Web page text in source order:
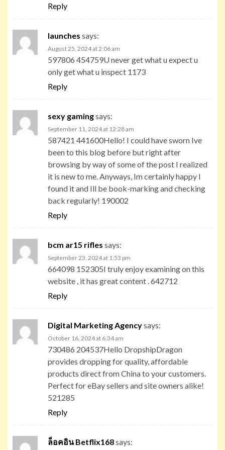
Reply
launches says:
August 25, 2024 at 2:06 am
597806 454759U never get what u expect u
only get what u inspect 1173
Reply
sexy gamingsays:
September 11, 2024 at 12:28 am
587421 441600Hello! I could have sworn Ive
been to this blog before but right after
browsing by way of some of the post I realized
it is new to me. Anyways, Im certainly happy I
found it and Ill be book-marking and checking
back regularly! 190002
Reply
bcm ar15 rifles says:
September 23, 2024 at 1:53 pm
664098 152305I truly enjoy examining on this
website , it has great content . 642712
Reply
Digital Marketing Agencysays:
October 16, 2024 at 6:34 am
730486 204537Hello DropshipDragon
provides dropping for quality, affordable
products direct from China to your customers.
Perfect for eBay sellers and site owners alike!
521285
Reply
ล็อคอิน Betflix168says: